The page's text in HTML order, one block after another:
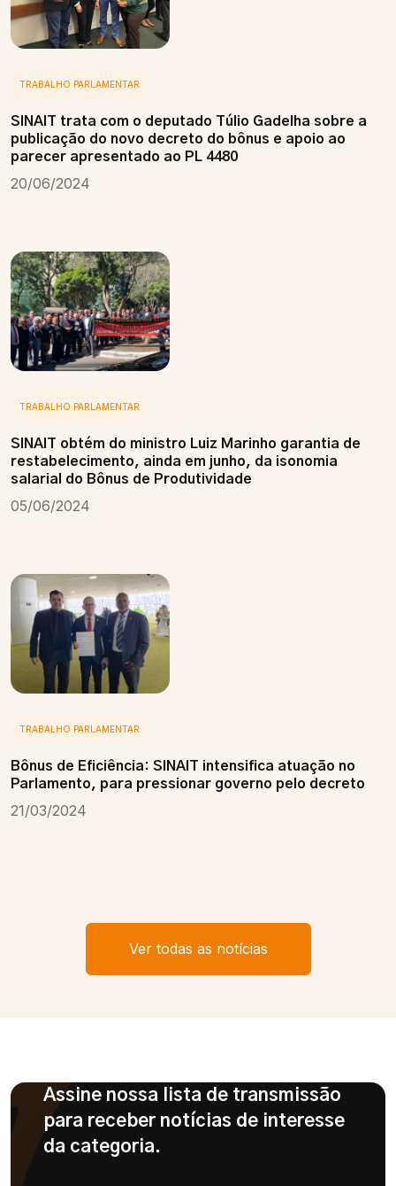
TRABALHO PARLAMENTAR
SINAIT trata com o deputado Túlio Gadelha sobre a
publicação do novo decreto do bônus e apoio ao
parecer apresentado ao PL 4480
20/06/2024
TRABALHO PARLAMENTAR
SINAIT obtém do ministro Luiz Marinho garantia de
restabelecimento, ainda em junho, da isonomia
salarial do Bônus de Produtividade
05/06/2024
TRABALHO PARLAMENTAR
Bônus de Eficiência: SINAIT intensifica atuação no
Parlamento, para pressionar governo pelo decreto
21/03/2024
Ver todas as notícias
Assine nossa lista de transmissão
para receber notícias de interesse
da categoria.